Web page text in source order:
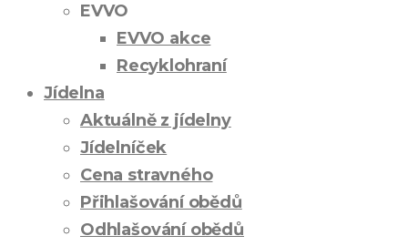
EVVO
EVVO akce
Recyklohraní
Jídelna
Aktuálně z jídelny
Jídelníček
Cena stravného
Přihlašování obědů
Odhlašování obědů